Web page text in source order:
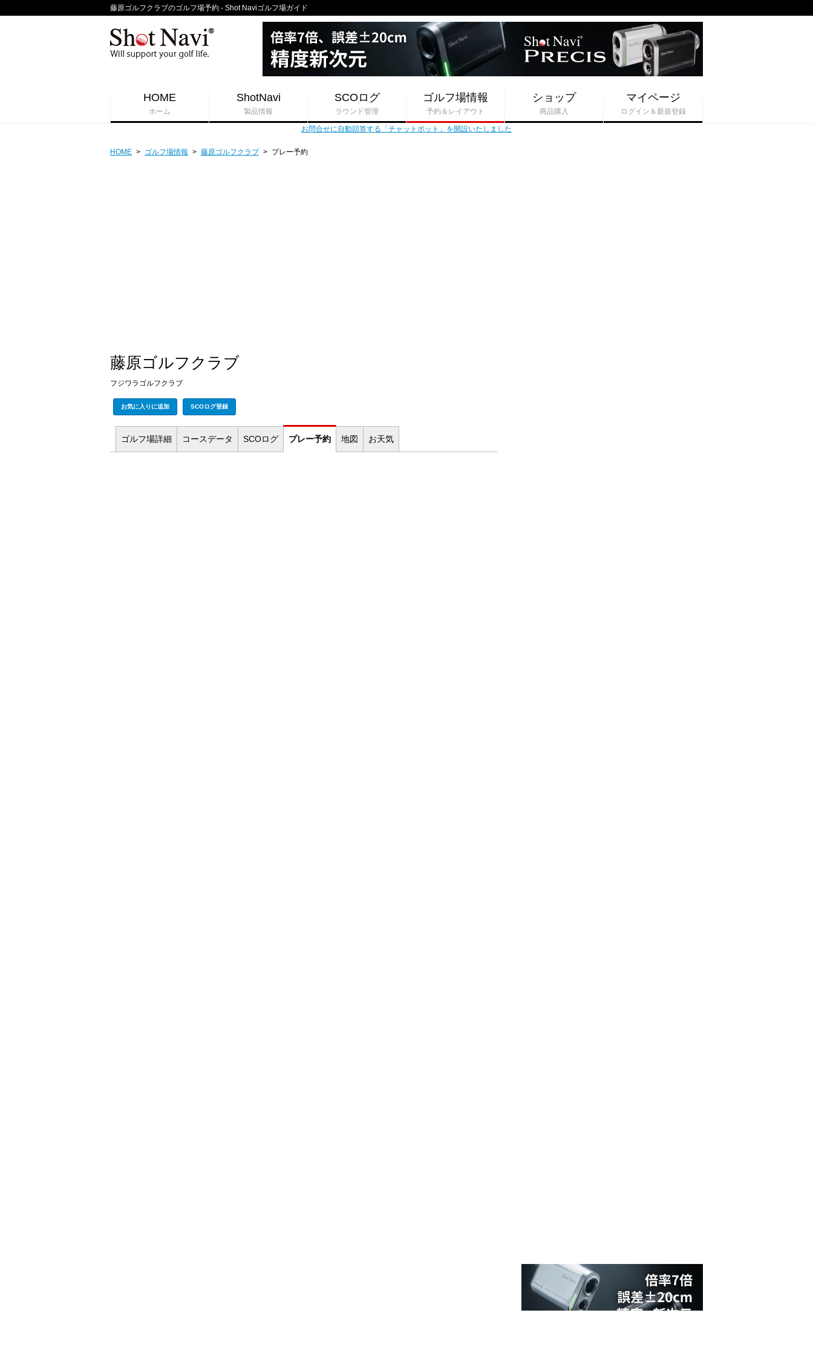
藤原ゴルフクラブのゴルフ場予約 - Shot Naviゴルフ場ガイド
HOME
ホーム
ShotNavi
製品情報
SCOログ
ラウンド管理
ゴルフ場情報
予約＆レイアウト
ショップ
商品購入
マイページ
ログイン＆新規登録
お問合せに自動回答する「チャットボット」を開設いたしました
HOME > ゴルフ場情報 > 藤原ゴルフクラブ > プレー予約
藤原ゴルフクラブ
フジワラゴルフクラブ
お気に入りに追加 SCOログ登録
ゴルフ場詳細 コースデータ SCOログ プレー予約 地図 お天気